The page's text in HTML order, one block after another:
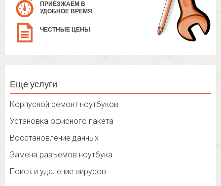
ПРИЕЗЖАЕМ В
УДОБНОЕ ВРЕМЯ
ЧЕСТНЫЕ ЦЕНЫ
Еще услуги
Корпусной ремонт ноутбуков
Установка офисного пакета
Восстановление данных
Замена разъемов ноутбука
Поиск и удаление вирусов